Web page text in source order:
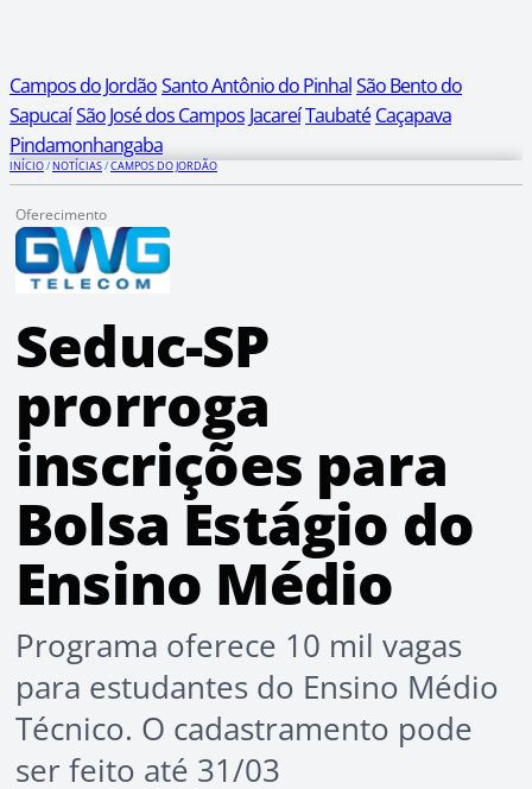
Campos do JordãoSanto Antônio do PinhalSão Bento do
SapucaíSão José dos Campos JacareíTaubaté Caçapava
Pindamonhangaba
INÍCIO/NOTÍCIAS/CAMPOS DO JORDÃO
Oferecimento
Seduc-SP
prorroga
inscrições para
Bolsa Estágio do
Ensino Médio
Programa oferece 10 mil vagas
para estudantes do Ensino Médio
Técnico. O cadastramento pode
ser feito até 31/03